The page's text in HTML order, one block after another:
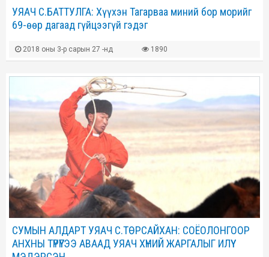
УЯАЧ С.БАТТУЛГА: Хүүхэн Тагарваа миний бор морийг
69-өөр дагаад гүйцээгүй гэдэг
2018 оны 3-р сарын 27 -нд 1890
СУМЫН АЛДАРТ УЯАЧ С.ТӨРСАЙХАН: СОЁОЛОНГООР
АНХНЫ ТҮРҮҮГЭЭ АВААД УЯАЧ ХҮНИЙ ЖАРГАЛЫГ ИЛҮҮ